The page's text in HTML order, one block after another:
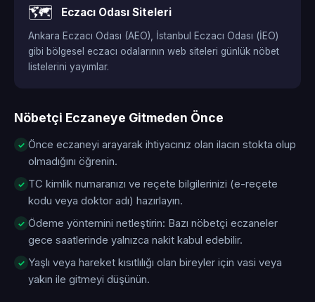
🗺️ Eczacı Odası Siteleri
Ankara Eczacı Odası (AEO), İstanbul Eczacı Odası (İEO)
gibi bölgesel eczacı odalarının web siteleri günlük nöbet
listelerini yayımlar.
Nöbetçi Eczaneye Gitmeden Önce
Önce eczaneyi arayarak ihtiyacınız olan ilacın stokta olup
olmadığını öğrenin.
TC kimlik numaranızı ve reçete bilgilerinizi (e-reçete
kodu veya doktor adı) hazırlayın.
Ödeme yöntemini netleştirin: Bazı nöbetçi eczaneler
gece saatlerinde yalnızca nakit kabul edebilir.
Yaşlı veya hareket kısıtlılığı olan bireyler için vasi veya
yakın ile gitmeyi düşünün.